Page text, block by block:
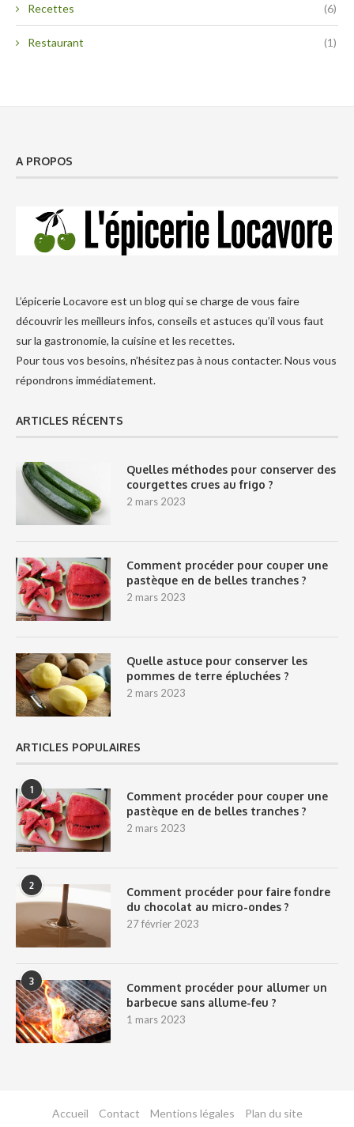
Recettes (6)
Restaurant (1)
A PROPOS
L’épicerie Locavore est un blog qui se charge de vous faire
découvrir les meilleurs infos, conseils et astuces qu’il vous faut
sur la gastronomie, la cuisine et les recettes.
Pour tous vos besoins, n’hésitez pas à nous contacter. Nous vous
répondrons immédiatement.
ARTICLES RÉCENTS
Quelles méthodes pour conserver des
courgettes crues au frigo ?
2 mars 2023
Comment procéder pour couper une
pastèque en de belles tranches ?
2 mars 2023
Quelle astuce pour conserver les
pommes de terre épluchées ?
2 mars 2023
ARTICLES POPULAIRES
1
Comment procéder pour couper une
pastèque en de belles tranches ?
2 mars 2023
2
Comment procéder pour faire fondre
du chocolat au micro-ondes ?
27 février 2023
3
Comment procéder pour allumer un
barbecue sans allume-feu ?
1 mars 2023
Accueil Contact Mentions légales
Plan du site